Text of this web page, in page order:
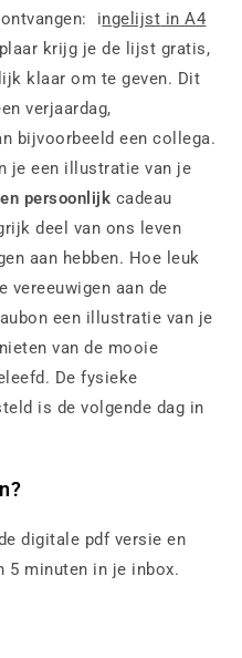
ingelijst in A4
krijg je de lijst gratis,
klaar om te geven. Dit
verjaardag,
bijvoorbeeld een collega.
je een illustratie van je
persoonlijk cadeau
deel van ons leven
aan hebben. Hoe leuk
vereeuwigen aan de
een illustratie van je
van de mooie
De fysieke
is de volgende dag in
digitale pdf versie en
5 minuten in je inbox.